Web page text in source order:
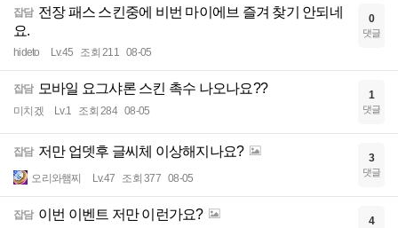
잡담 전장 패스 스킨중에 비번 마이에브 즐겨 찾기 안되네
요.
hideto Lv.45 조회 211 08-05
0
댓글
잡담 모바일 요그샤론 스킨 촉수 나오나요??
미치겠 Lv.1 조회 284 08-05
1
댓글
잡담 저만 업뎃후 글씨체 이상해지나요?
오리와햄찌 Lv.47 조회 377 08-05
3
댓글
잡담 이번 이벤트 저만 이런가요? 4